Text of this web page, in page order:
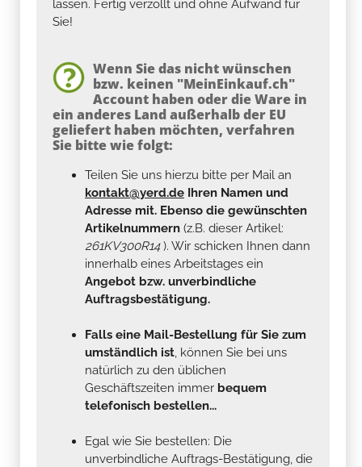
lassen. Fertig verzollt und ohne Aufwand für
Sie!
Wenn Sie das nicht wünschen
bzw. keinen "MeinEinkauf.ch"
Account haben oder die Ware in
ein anderes Land außerhalb der EU
geliefert haben möchten, verfahren
Sie bitte wie folgt:
Teilen Sie uns hierzu bitte per Mail an
kontakt@yerd.de Ihren Namen und
Adresse mit. Ebenso die gewünschten
Artikelnummern (z.B. dieser Artikel:
261KV300R14). Wir schicken Ihnen dann
innerhalb eines Arbeitstages ein
Angebot bzw. unverbindliche
Auftragsbestätigung.
Falls eine Mail-Bestellung für Sie zum
umständlich ist, können Sie bei uns
natürlich zu den üblichen
Geschäftszeiten immer bequem
telefonisch bestellen...
Egal wie Sie bestellen: Die
unverbindliche Auftrags-Bestätigung, die